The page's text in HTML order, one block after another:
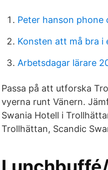
Peter hanson phone
Konsten att må bra i
Arbetsdagar lärare
Passa på att utforska
vyerna runt Vänern.
Swania Hotell i
Trollhättan, Scandic